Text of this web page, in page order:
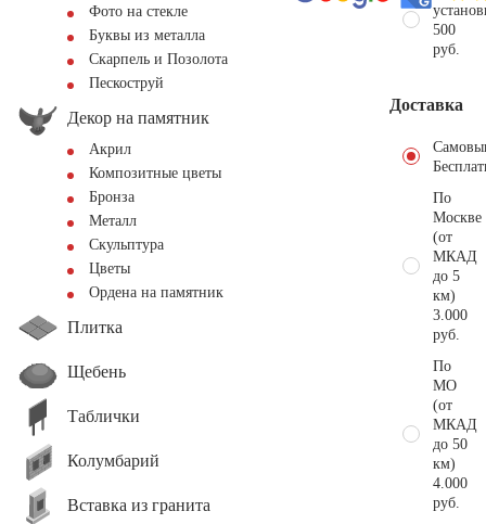
Фото на стекле
Буквы из металла
Скарпель и Позолота
Пескоструй
Декор на памятник
Акрил
Композитные цветы
Бронза
Металл
Скульптура
Цветы
Ордена на памятник
Плитка
Щебень
Таблички
Колумбарий
Вставка из гранита
500
руб.
Доставка
По
Москве
(от
МКАД
до 5
км)
3.000
руб.
По
МО
(от
МКАД
до 50
км)
4.000
руб.